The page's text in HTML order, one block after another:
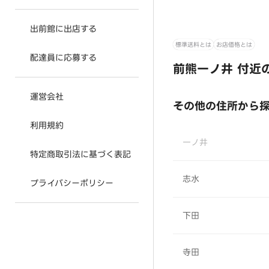
出前館に出店する
配達員に応募する
運営会社
利用規約
特定商取引法に基づく表記
プライバシーポリシー
標準送料とは お店価格とは
前熊一ノ井 付近
その他の住所から
一ノ井
志水
下田
寺田